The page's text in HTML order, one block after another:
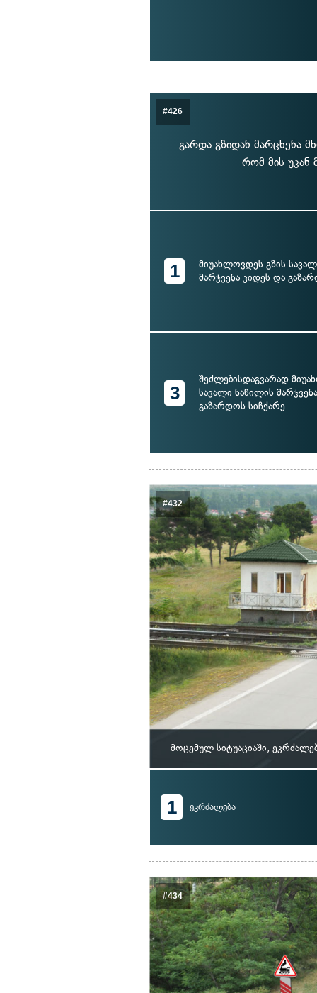
#426
გარდა გზიდან მარცხენა
რომ მის უკან
1
მიუახლოვდეს გზის
მარჯვენა კიდეს და
3
შეძლებისდაგვარად
სავალი ნაწილის
გაზარდოს სიჩქარე
#432
მოცემულ სიტუაციაში,
1 ეკრძალება
#434